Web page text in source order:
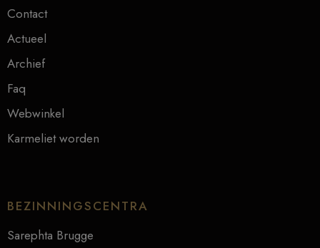
Contact
Actueel
Archief
Faq
Webwinkel
Karmeliet worden
BEZINNINGSCENTRA
Sarephta Brugge